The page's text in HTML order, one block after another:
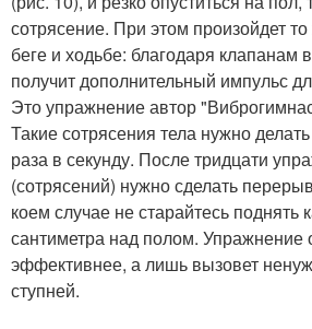
сотрясение. При этом произойдет
беге и ходьбе: благодаря клапанам
получит дополнительный импульс
Это упражнение автор
Такие сотрясения тела нужно
раза в секунду. После тридцати
(сотрясений) нужно сделать
коем случае не старайтесь поднять
сантиметра над полом. Упражнение
эффективнее, а лишь вызовет
ступней.